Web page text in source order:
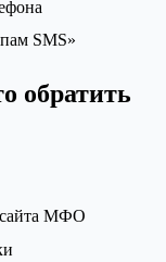
SMS»
обратить
сайта МФО